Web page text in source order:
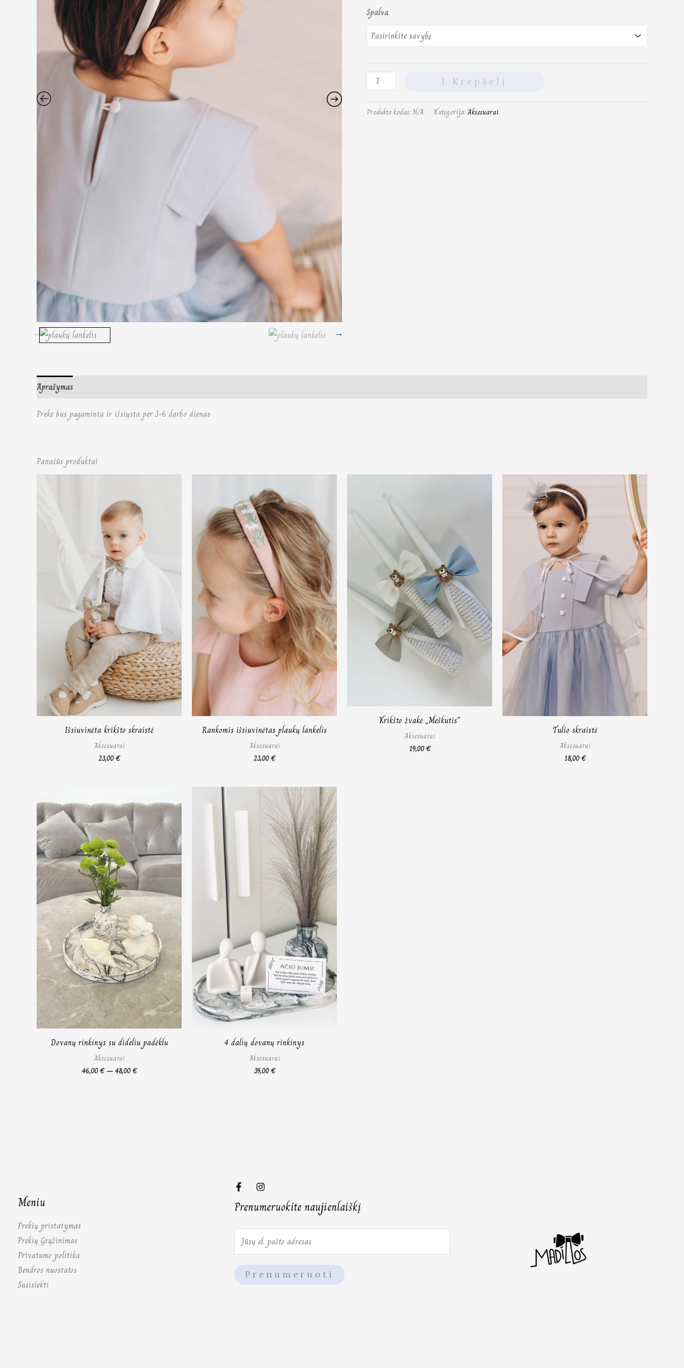
Spalva
Į Krepšelį
Produkto kodas: N/A Kategorija:Aksesuarai
Aprašymas
Prekė bus pagaminta ir išsiųsta per 3-6 darbo dienas
Panašūs produktai
Išsiuvinėta krikšto skraistė
Aksesuarai
23,00€
Rankomis išsiuvinėtas plaukų lankelis
Aksesuarai
23,00€
Krikšto žvakė „Meškutis”
Aksesuarai
19,00€
Tulio skraistė
Aksesuarai
18,00€
Dovanų rinkinys su dideliu padėklu
Aksesuarai
46,00€ – 48,00€
range:
46,00 €
through
48,00 €
4 dalių dovanų rinkinys
Aksesuarai
39,00€
Meniu
Prekių pristatymas
Prekių Grąžinimas
Privatumo politika
Bendros nuostatos
Susisiekti
Prenumeruokite naujienlaiškį
a
i
Prenumeruoti